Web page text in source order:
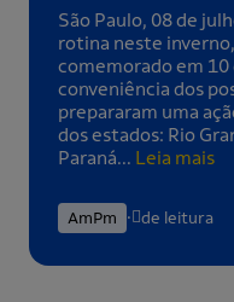
São Paulo, 08 de
rotina neste
comemorado em 10
conveniência dos
prepararam uma
dos estados: Rio
Paraná... Leia mais
AmPm . de leitura